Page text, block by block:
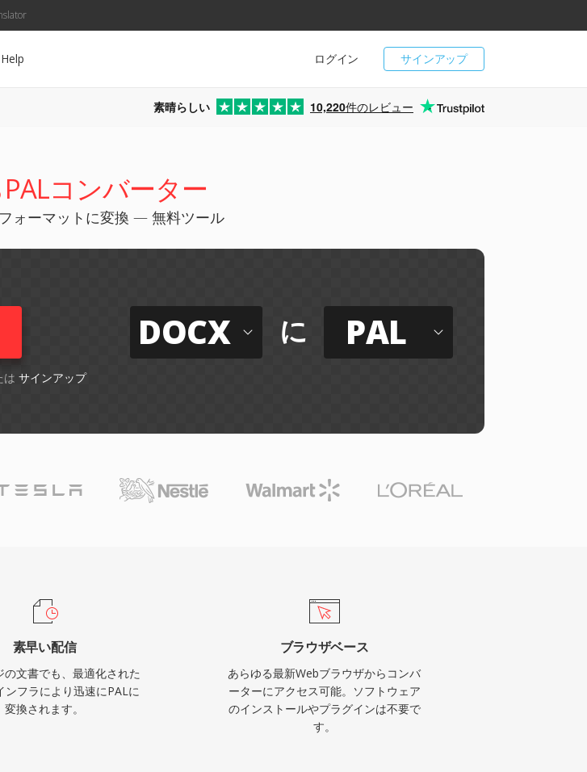
サインアップ
ログイン
Help
素晴らしい 10,220件のレビュー
コンバーター
ォーマットに変換 — 無料ツール
は サインアップ
DOCX に PAL
素早い配信
の文書でも、最適化された
ンフラにより迅速にPALに
変換されます。
ブラウザベース
あらゆる最新Webブラウザからコンバ
ーターにアクセス可能。ソフトウェア
のインストールやプラグインは不要で
す。